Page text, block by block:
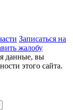
Записаться на
жалобу
данные, вы
этого сайта.